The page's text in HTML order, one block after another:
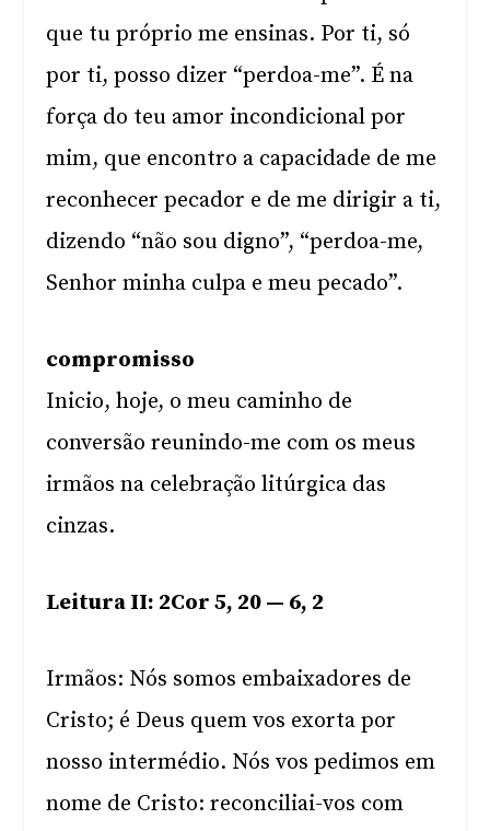
que tu próprio me ensinas. Por ti, só
por ti, posso dizer “perdoa-me”. É na
força do teu amor incondicional por
mim, que encontro a capacidade de me
reconhecer pecador e de me dirigir a ti,
dizendo “não sou digno”, “perdoa-me,
Senhor minha culpa e meu pecado”.
compromisso
Inicio, hoje, o meu caminho de
conversão reunindo-me com os meus
irmãos na celebração litúrgica das
cinzas.
Leitura II: 2Cor 5, 20 — 6, 2
Irmãos: Nós somos embaixadores de
Cristo; é Deus quem vos exorta por
nosso intermédio. Nós vos pedimos em
nome de Cristo: reconciliai-vos com